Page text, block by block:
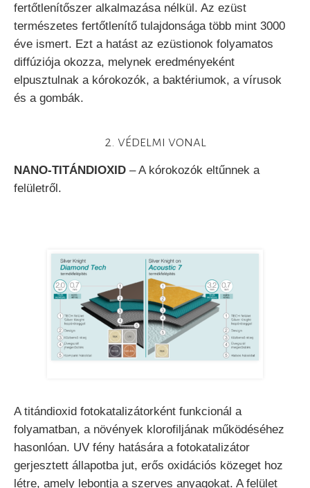
fertőtlenítőszer alkalmazása nélkül. Az ezüst
természetes fertőtlenítő tulajdonsága több mint 3000
éve ismert. Ezt a hatást az ezüstionok folyamatos
diffúziója okozza, melynek eredményeként
elpusztulnak a kórokozók, a baktériumok, a vírusok
és a gombák.
2. védelmi vonal
NANO-TITÁNDIOXID – A kórokozók eltűnnek a
felületről.
A titándioxid fotokatalizátorként funkcionál a
folyamatban, a növények klorofiljának működéséhez
hasonlóan. UV fény hatására a fotokatalizátor
gerjesztett állapotba jut, erős oxidációs közeget hoz
létre, amely lebontja a szerves anyagokat. A felület